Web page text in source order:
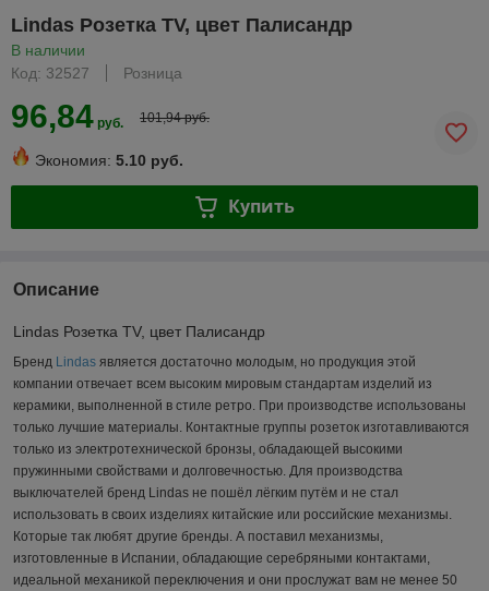
Lindas Розетка TV, цвет Палисандр
В наличии
Код: 32527
Розница
96,84 руб. 101,94 руб.
Экономия: 5.10 руб.
Купить
Описание
Lindas Розетка TV, цвет Палисандр
Бренд Lindas является достаточно молодым, но продукция этой
компании отвечает всем высоким мировым стандартам изделий из
керамики, выполненной в стиле ретро. При производстве использованы
только лучшие материалы. Контактные группы розеток изготавливаются
только из электротехнической бронзы, обладающей высокими
пружинными свойствами и долговечностью. Для производства
выключателей бренд Lindas не пошёл лёгким путём и не стал
использовать в своих изделиях китайские или российские механизмы.
Которые так любят другие бренды. А поставил механизмы,
изготовленные в Испании, обладающие серебряными контактами,
идеальной механикой переключения и они прослужат вам не менее 50